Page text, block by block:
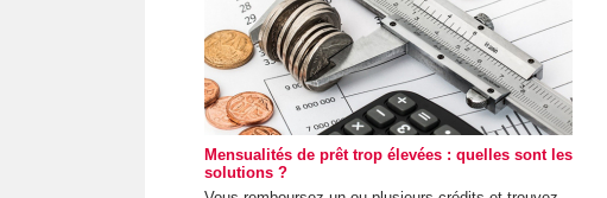
Mensualités de prêt trop élevées : quelles sont les
solutions ?